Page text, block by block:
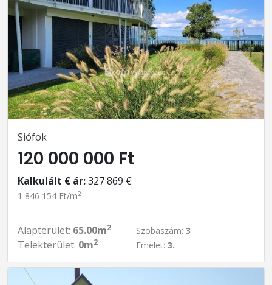
Siófok
120 000 000 Ft
Kalkulált € ár:327 869 €
1 846 154 Ft/m2
Alapterület: 65.00m2
Telekterület: 0m2
Szobaszám: 3
Emelet: 3.